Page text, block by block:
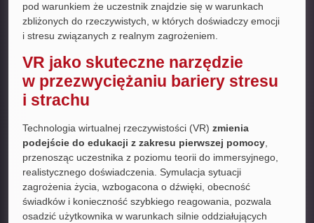
pod warunkiem że uczestnik znajdzie się w warunkach
zbliżonych do rzeczywistych, w których doświadczy emocji
i stresu związanych z realnym zagrożeniem.
VR jako skuteczne narzędzie
w przezwyciężaniu bariery stresu
i strachu
Technologia wirtualnej rzeczywistości (VR) zmienia
podejście do edukacji z zakresu pierwszej pomocy,
przenosząc uczestnika z poziomu teorii do immersyjnego,
realistycznego doświadczenia. Symulacja sytuacji
zagrożenia życia, wzbogacona o dźwięki, obecność
świadków i konieczność szybkiego reagowania, pozwala
osadzić użytkownika w warunkach silnie oddziałujących